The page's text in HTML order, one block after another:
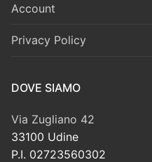
Account
Privacy Policy
DOVE SIAMO
Via Zugliano 42
33100 Udine
P.I. 02723560302